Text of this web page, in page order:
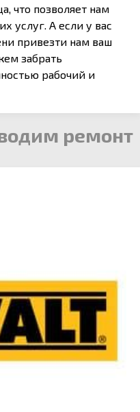
что позволяет нам
услуг. А если у вас
привезти нам ваш
забрать
рабочий и
ремонт